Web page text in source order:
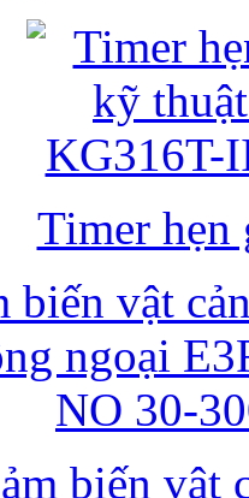
Timer hẹn
biến vật